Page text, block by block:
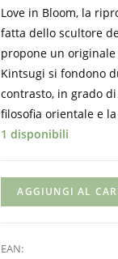
Love in Bloom, la
fatta dello scultore
propone un
Kintsugi si fondono
contrasto, in grado
filosofia orientale e
1 disponibili
AGGIUNGI AL
EAN: